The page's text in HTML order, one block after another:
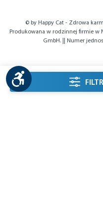
© by Happy Cat - Zdrowa
Produkowana w rodzinnej firmie w
GmbH. || Numer
Show toolbar